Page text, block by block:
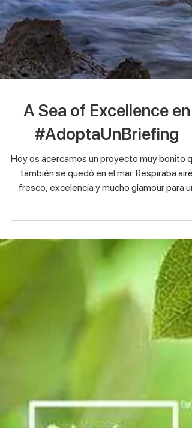
A Sea of Excellence en
#AdoptaUnBriefing
Hoy os acercamos un proyecto muy bonito
también se quedó en el mar. Respiraba aire
fresco, excelencia y mucho glamour para un